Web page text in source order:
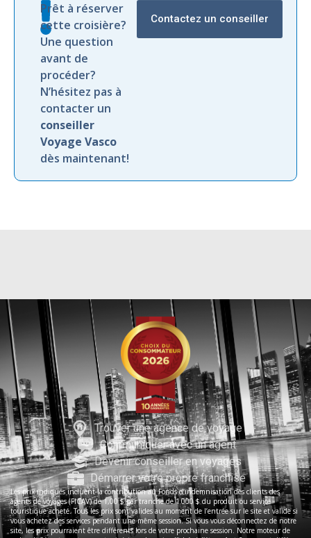
Prêt à réserver
cette croisière?
Une question
avant de
procéder?
N’hésitez pas à
contacter un
conseiller
Voyage Vasco
dès maintenant!
Contactez un conseiller
Trouver une agence de voyage
Communiquer avec un agent
Devenir conseiller en voyages
Démarrer votre propre franchise
Les prix indiqués incluent la contribution au Fonds d’indemnisation des clients des
agents de voyages (FICAV) de 1,00 $ par tranche de 1 000 $ du produit ou service
touristique acheté. Tous les prix sont valides au moment de l’entrée sur le site et valide si
vous achetez des services pendant une même session. Si vous vous déconnectez de notre
site, les prix pourraient être différents lors de votre prochaine session. Notre moteur de